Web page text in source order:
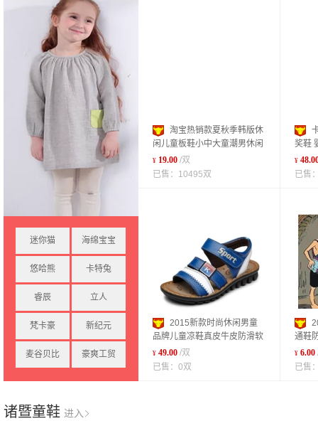
迷你猫 海绵宝宝
悠哈熊 卡特兔
睿辰 立人
梵卡豪 新纪元
麦谷贝比 豪爽工贸
淘宝热销款夏秋季韩版休
闲儿童板鞋小中大童潮男休闲
品牌童鞋时尚
¥ 19.00 /双
已售：10495双
奖鞋
健康
¥
已售
2015新款时尚休闲男童
品牌儿童凉鞋真皮牛皮防滑软
底温州厂家批发
¥ 49.00 /双
已售：0双
通鞋
鞋童
¥ 6.00
已售
诸暨童鞋 进入